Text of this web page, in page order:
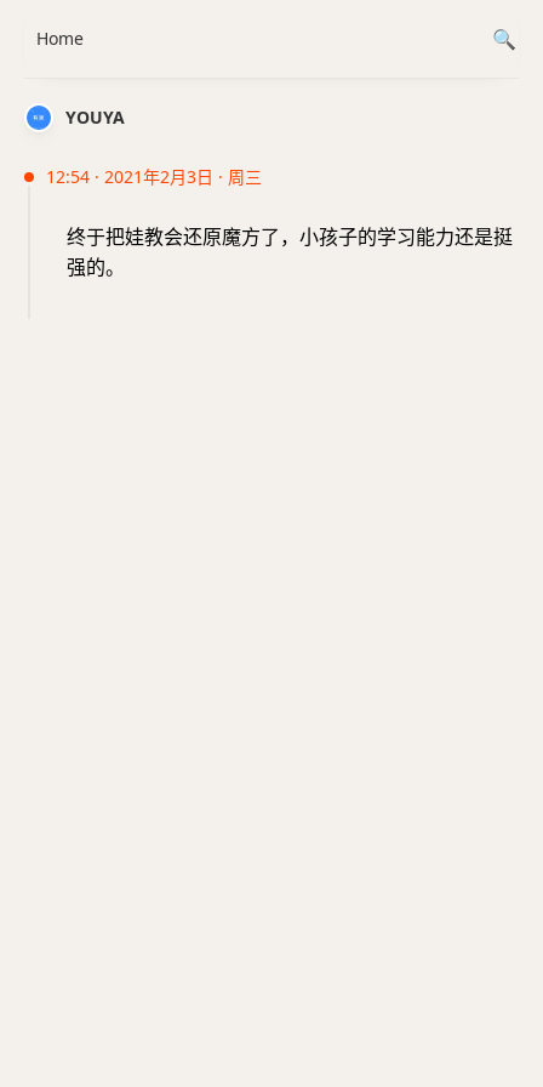
YOUYA
12:54 · 2021年2月3日 · 周三
终于把娃教会还原魔方了，小孩子的学习能力还是挺
强的。
Home